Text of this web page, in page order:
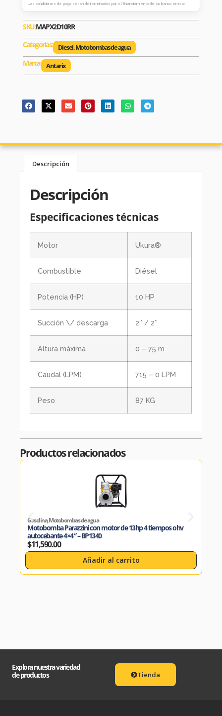
Las condiciones de pago serán determinados por el financiamiento de su banco emisor.
SKU:MAPX2D10RR
Categorías:
Diesel,Motobombas de agua
Marca: Antarix
Descripción
Descripción
Especificaciones técnicas
Motor Ukura®
Combustible Diésel
Potencia (HP) 10 HP
Succión \/ descarga 2″ / 2″
Altura máxima 0 – 75 m
Caudal (LPM) 715 – 0 LPM
Peso 87 KG
Productos relacionados
Gasolina,Motobombas de agua
Motobomba Parazzini con motor de 13hp 4 tiempos ohv
autocebante 4×4″ – BP1340
$11,590.00
Añadir al carrito
Explora nuestra variedad
de productos
Tienda